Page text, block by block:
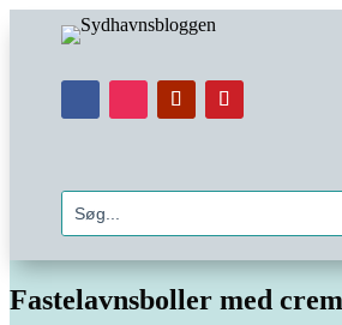
Fastelavnsboller med